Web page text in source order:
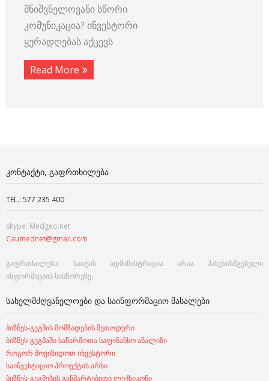
მნიშვნელოვანი სწორი
კომუნიკაცია? ინვესტორი
ყურადღებას აქცევს
Read More
ᲙᲝᲜᲢᲐᲥᲢᲘ, ᲒᲐᲤᲠᲗᲮᲘᲚᲔᲑᲐ
TEL.: 577 235 400
skype: Medgeo.net
Caumednet@gmail.com
გაფრთხილება: საიტის ადმინისტრაცია არაა პასუხისმგებელი
ინფორმაციის სისწორეზე.
ᲡᲐᲮᲔᲚᲛᲫᲦᲕᲐᲜᲔᲚᲝᲔᲑᲘ ᲓᲐ ᲡᲐᲘᲜᲤᲝᲠᲛᲐᲪᲘᲝ ᲛᲐᲡᲐᲚᲔᲑᲘ
ბიზნეს-გეგმის მომზადების მეთოდური
ბიზნეს-გეგმაში საწარმოთა საფინანსო ანალიზი
როგორ მოვიზიდოთ ინვესტორი
საინვესტიციო პროექტის არსი
ბიზნეს-გეგმების განმარტებითი ლექსიკონი